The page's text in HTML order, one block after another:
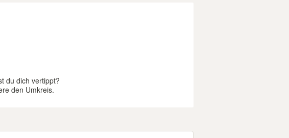
du dich vertippt?
den Umkreis.